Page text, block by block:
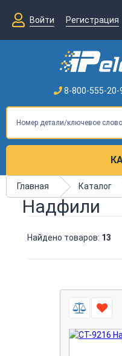
Войти
Регистрация
8-800-555-20-
Главная Каталог
Надфили
Найдено товаров: 13